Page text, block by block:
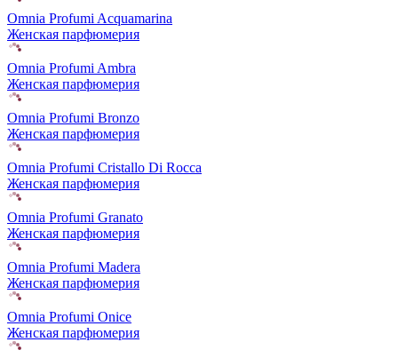
Omnia Profumi Acquamarina
Женская парфюмерия
Omnia Profumi Ambra
Женская парфюмерия
Omnia Profumi Bronzo
Женская парфюмерия
Omnia Profumi Cristallo Di Rocca
Женская парфюмерия
Omnia Profumi Granato
Женская парфюмерия
Omnia Profumi Madera
Женская парфюмерия
Omnia Profumi Onice
Женская парфюмерия